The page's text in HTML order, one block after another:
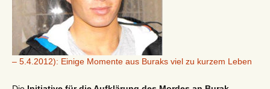
– 5.4.2012): Einige Momente aus Buraks viel zu kurzem Leben